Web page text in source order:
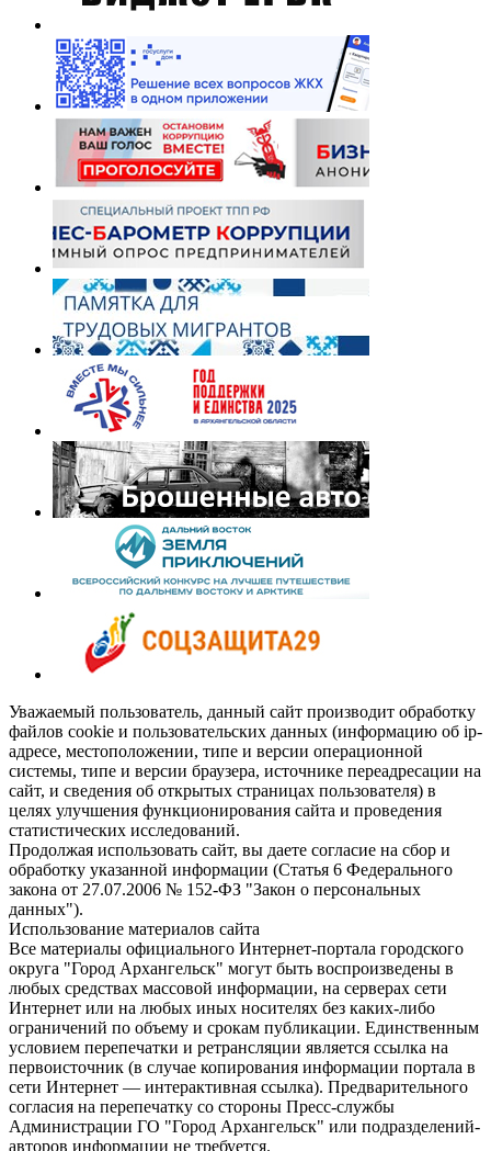
Уважаемый пользователь, данный сайт производит обработку
файлов cookie и пользовательских данных (информацию об ip-
адресе, местоположении, типе и версии операционной
системы, типе и версии браузера, источнике переадресации на
сайт, и сведения об открытых страницах пользователя) в
целях улучшения функционирования сайта и проведения
статистических исследований.
Продолжая использовать сайт, вы даете согласие на сбор и
обработку указанной информации (Статья 6 Федерального
закона от 27.07.2006 № 152-ФЗ "Закон о персональных
данных").
Использование материалов сайта
Все материалы официального Интернет-портала городского
округа "Город Архангельск" могут быть воспроизведены в
любых средствах массовой информации, на серверах сети
Интернет или на любых иных носителях без каких-либо
ограничений по объему и срокам публикации. Единственным
условием перепечатки и ретрансляции является ссылка на
первоисточник (в случае копирования информации портала в
сети Интернет — интерактивная ссылка). Предварительного
согласия на перепечатку со стороны Пресс-службы
Администрации ГО "Город Архангельск" или подразделений-
авторов информации не требуется.